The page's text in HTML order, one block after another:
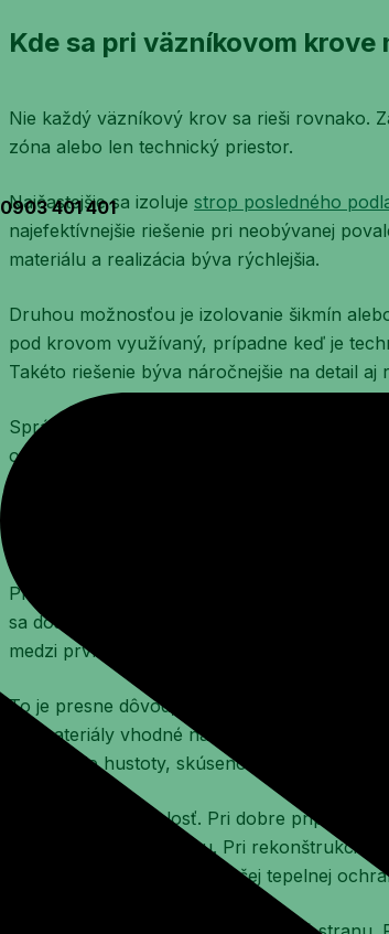
0903 401 401
Kde sa pri väzníkovom
Nie každý väzníkový krov sa rieši rovnako.
zóna alebo len technický priestor.
Najčastejšie sa izoluje strop posledného
najefektívnejšie riešenie pri neobývanej
materiálu a realizácia býva rýchlejšia.
Druhou možnosťou je izolovanie šikmín
pod krovom využívaný, prípadne keď je
Takéto riešenie býva náročnejšie na detail aj
Správny návrh preto nie je o univerzálnej
odvetranie strechy, parotesná vrstva aj
Pri členitej drevenej konštrukcii má
sa dosky alebo pásy ukladajú veľmi ťažko.
medzi prvkami krovu.
To je presne dôvod, prečo sa pri
iné materiály vhodné na strojovú aplikáciu.
nastavenie hustoty, skúsenosť
Výhodou je aj rýchlosť. Pri dobre
bez veľkého neporiadku. Pri
polovicu domu len kvôli lepšej tepelnej